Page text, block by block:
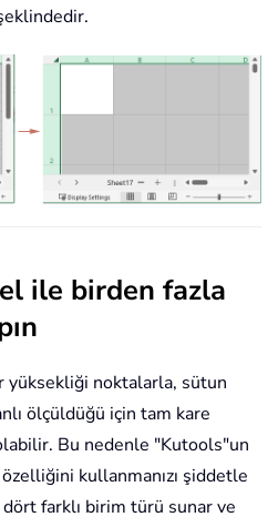
ile birden fazla
yüksekliği noktalarla, sütun
ölçüldüğü için tam kare
Bu nedenle "Kutools"un
kullanmanızı şiddetle
farklı birim türü sunar ve